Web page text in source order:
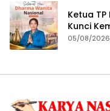
Ketua
Kunci
05/08/2026